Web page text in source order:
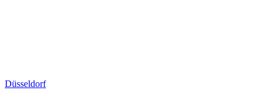
Düsseldorf